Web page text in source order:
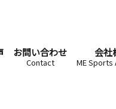
お問い合わせ
Contact
会社
ME Sports